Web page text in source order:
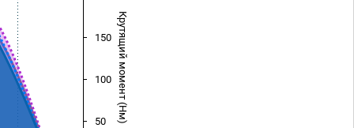
Крутящий момент (Нм)
50
100
150